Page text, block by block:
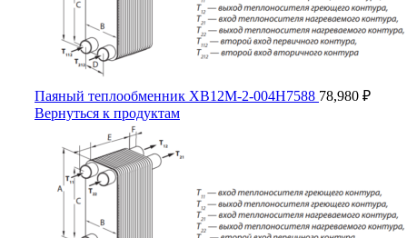
Паяный теплообменник XB12M-2-004H7588 78,980 ₽
Вернуться к продуктам